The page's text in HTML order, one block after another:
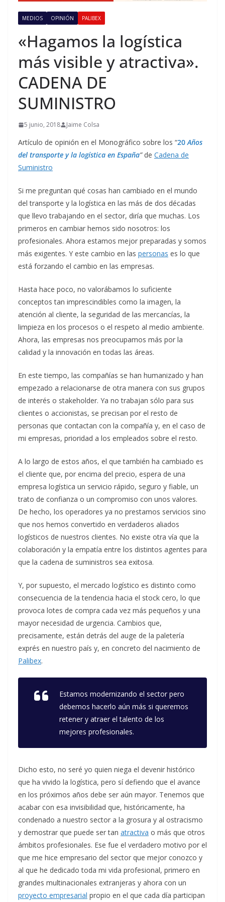
MEDIOS OPINIÓN PALIBEX
«Hagamos la logística
más visible y atractiva».
CADENA DE
SUMINISTRO
5 junio, 2018 Jaime Colsa
Artículo de opinión en el Monográfico sobre los “20Años
del transporte y la logística en España”de Cadena de
Suministro
Si me preguntan qué cosas han cambiado en el mundo
del transporte y la logística en las más de dos décadas
que llevo trabajando en el sector, diría que muchas. Los
primeros en cambiar hemos sido nosotros: los
profesionales. Ahora estamos mejor preparadas y somos
más exigentes. Y este cambio en las personas es lo que
está forzando el cambio en las empresas.
Hasta hace poco, no valorábamos lo suficiente
conceptos tan imprescindibles como la imagen, la
atención al cliente, la seguridad de las mercancías, la
limpieza en los procesos o el respeto al medio ambiente.
Ahora, las empresas nos preocupamos más por la
calidad y la innovación en todas las áreas.
En este tiempo, las compañías se han humanizado y han
empezado a relacionarse de otra manera con sus grupos
de interés o stakeholder. Ya no trabajan sólo para sus
clientes o accionistas, se precisan por el resto de
personas que contactan con la compañía y, en el caso de
mi empresas, prioridad a los empleados sobre el resto.
A lo largo de estos años, el que también ha cambiado es
el cliente que, por encima del precio, espera de una
empresa logística un servicio rápido, seguro y fiable, un
trato de confianza o un compromiso con unos valores.
De hecho, los operadores ya no prestamos servicios sino
que nos hemos convertido en verdaderos aliados
logísticos de nuestros clientes. No existe otra vía que la
colaboración y la empatía entre los distintos agentes para
que la cadena de suministros sea exitosa.
Y, por supuesto, el mercado logístico es distinto como
consecuencia de la tendencia hacia el stock cero, lo que
provoca lotes de compra cada vez más pequeños y una
mayor necesidad de urgencia. Cambios que,
precisamente, están detrás del auge de la paletería
exprés en nuestro país y, en concreto del nacimiento de
Palibex.
Estamos modernizando el sector pero
debemos hacerlo aún más si queremos
retener y atraer el talento de los
mejores profesionales.
Dicho esto, no seré yo quien niega el devenir histórico
que ha vivido la logística, pero sí defiendo que el avance
en los próximos años debe ser aún mayor. Tenemos que
acabar con esa invisibilidad que, históricamente, ha
condenado a nuestro sector a la grosura y al ostracismo
y demostrar que puede ser tan atractiva o más que otros
ámbitos profesionales. Ese fue el verdadero motivo por el
que me hice empresario del sector que mejor conozco y
al que he dedicado toda mi vida profesional, primero en
grandes multinacionales extranjeras y ahora con un
proyecto empresarial propio en el que cada día participan